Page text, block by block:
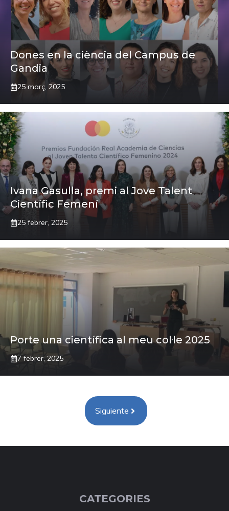
Dones en la ciència del Campus de
Gandia
25 març, 2025
Ivana Gasulla, premi al Jove Talent
Científic Femení
25 febrer, 2025
Porte una científica al meu col·le 2025
7 febrer, 2025
Siguiente
CATEGORIES